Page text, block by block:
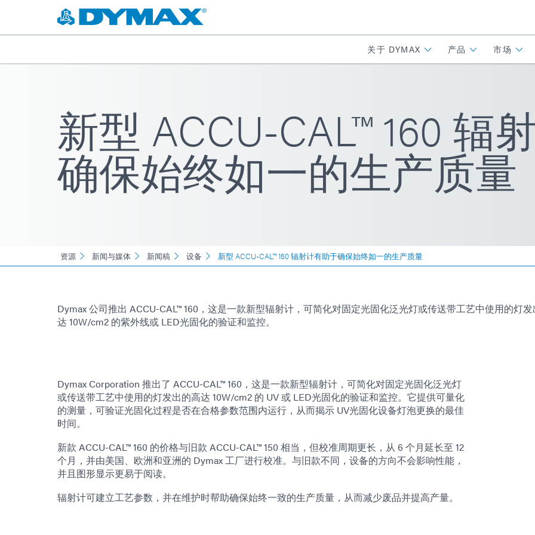
关于 DYMAX 产品 市场
新型 ACCU-CAL™ 160 辐
确保始终如一的生产质量
资源 新闻与媒体 新闻稿 设备 新型 ACCU-CAL™ 160 辐射计有助于确保始终如一的生产质量
Dymax 公司推出 ACCU-CAL™ 160，这是一款新型辐射计，可简化对固定光固化泛光灯或传送带工艺中使用的灯
达 10W/cm2 的紫外线或 LED光固化的验证和监控。
Dymax Corporation 推出了 ACCU-CAL™ 160，这是一款新型辐射计，可简化对固定光固化泛光灯
或传送带工艺中使用的灯发出的高达 10W/cm2 的 UV 或 LED光固化的验证和监控。它提供可量化
的测量，可验证光固化过程是否在合格参数范围内运行，从而揭示 UV光固化设备灯泡更换的最佳
时间。
新款 ACCU-CAL™ 160 的价格与旧款 ACCU-CAL™ 150 相当，但校准周期更长，从 6 个月延长至 12
个月，并由美国、欧洲和亚洲的 Dymax 工厂进行校准。与旧款不同，设备的方向不会影响性能，
并且图形显示更易于阅读。
辐射计可建立工艺参数，并在维护时帮助确保始终一致的生产质量，从而减少废品并提高产量。